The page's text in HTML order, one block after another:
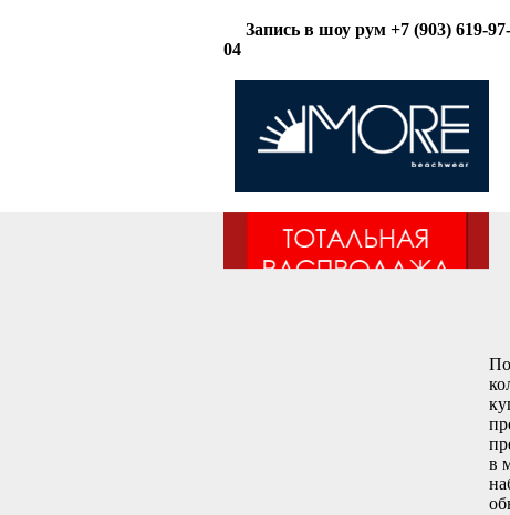
Запись в шоу рум +7 (903) 619-97-
04
в